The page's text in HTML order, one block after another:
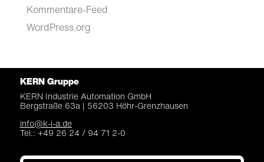
Kommentare-Feed
WordPress.org
KERN Gruppe
KERN Industrie Automation GmbH
Bergstraße 63a | 56203 Höhr-Grenzhausen
info@k-i-a.de
Tel.: +49 26 24 / 94 71 2-0